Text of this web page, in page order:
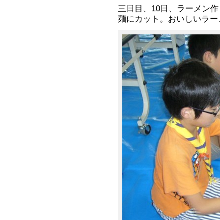
三日目、10日、ラーメン
麺にカット。おいしいラ